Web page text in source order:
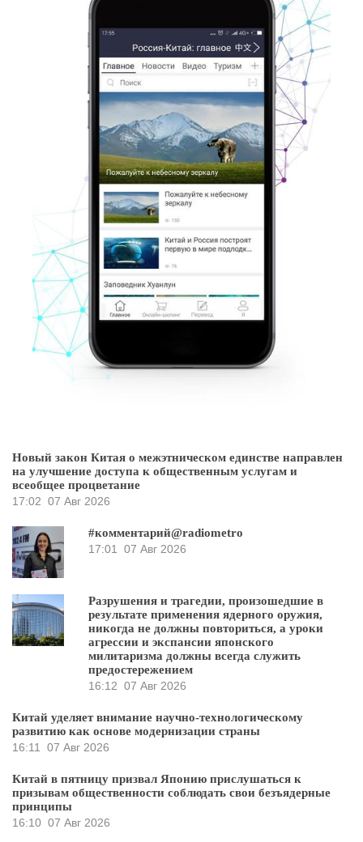
Новый закон Китая о межэтническом единстве направлен
на улучшение доступа к общественным услугам и
всеобщее процветание
17:02 07 Авг 2026
#комментарий@radiometro
17:01 07 Авг 2026
Разрушения и трагедии, произошедшие в
результате применения ядерного оружия,
никогда не должны повториться, а уроки
агрессии и экспансии японского
милитаризма должны всегда служить
предостережением
16:12 07 Авг 2026
Китай уделяет внимание научно-технологическому
развитию как основе модернизации страны
16:11 07 Авг 2026
Китай в пятницу призвал Японию прислушаться к
призывам общественности соблюдать свои безъядерные
принципы
16:10 07 Авг 2026